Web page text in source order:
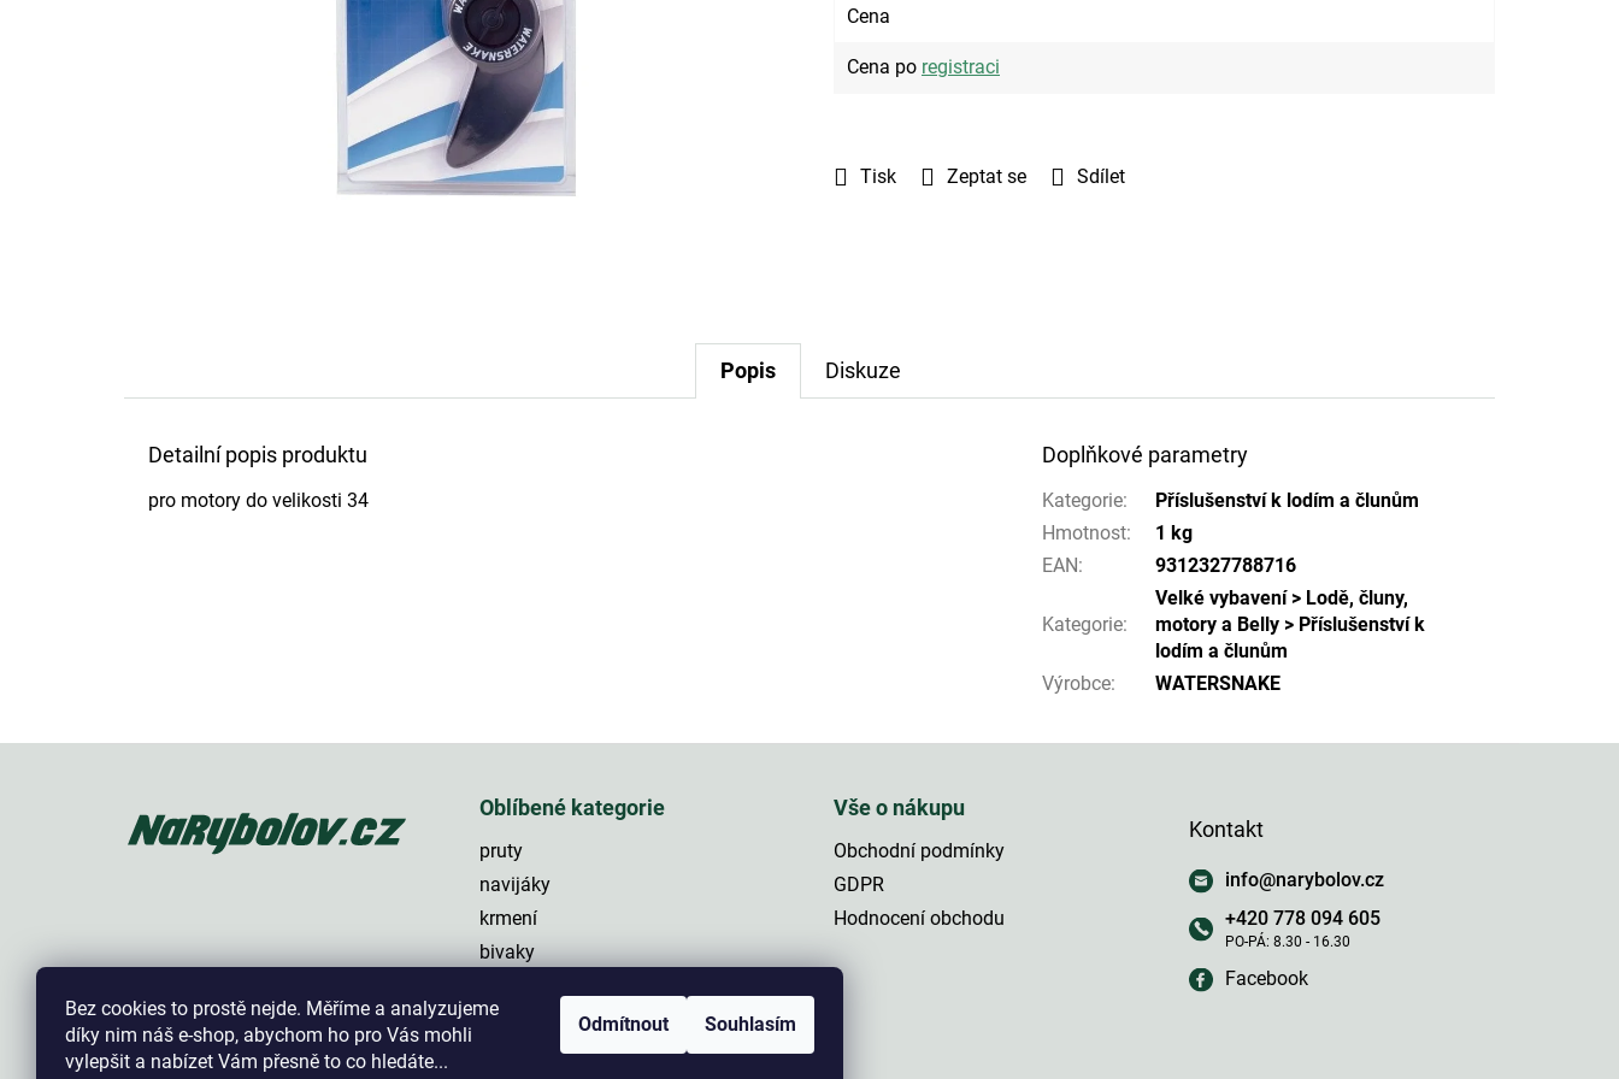
Bez cookies to prostě nejde. Měříme a analyzujeme
díky nim náš e-shop, abychom ho pro Vás mohli
vylepšit a nabízet Vám přesně to co hledáte...
Odmítnout Souhlasím
Tisk Zeptat se Sdílet
Cena
Cena po registraci
Popis Diskuze
Detailní popis produktu
pro motory do velikosti 34
Doplňkové parametry
Kategorie:
Příslušenství k lodím a člunům
Hmotnost:
1 kg
EAN: 9312327788716
Kategorie:
Velké vybavení > Lodě, čluny,
motory a Belly > Příslušenství k
lodím a člunům
Výrobce: WATERSNAKE
Oblíbené kategorie
pruty
navijáky
krmení
bivaky
háčky
Vše o nákupu
Obchodní podmínky
GDPR
Hodnocení obchodu
Kontakt
info@narybolov.cz
+420 778 094 605
Facebook